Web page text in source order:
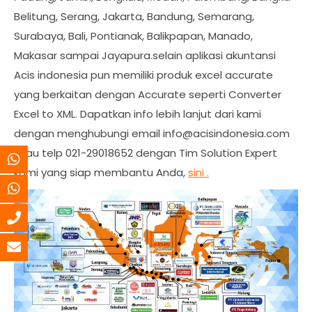
Belitung, Serang, Jakarta, Bandung, Semarang,
Surabaya, Bali, Pontianak, Balikpapan, Manado,
Makasar sampai Jayapura.selain aplikasi akuntansi
Acis indonesia pun memiliki produk excel accurate
yang berkaitan dengan Accurate seperti Converter
Excel to XML. Dapatkan info lebih lanjut dari kami
dengan menghubungi email info@acisindonesia.com
atau telp 021-29018652 dengan Tim Solution Expert
kami yang siap membantu Anda,sini .